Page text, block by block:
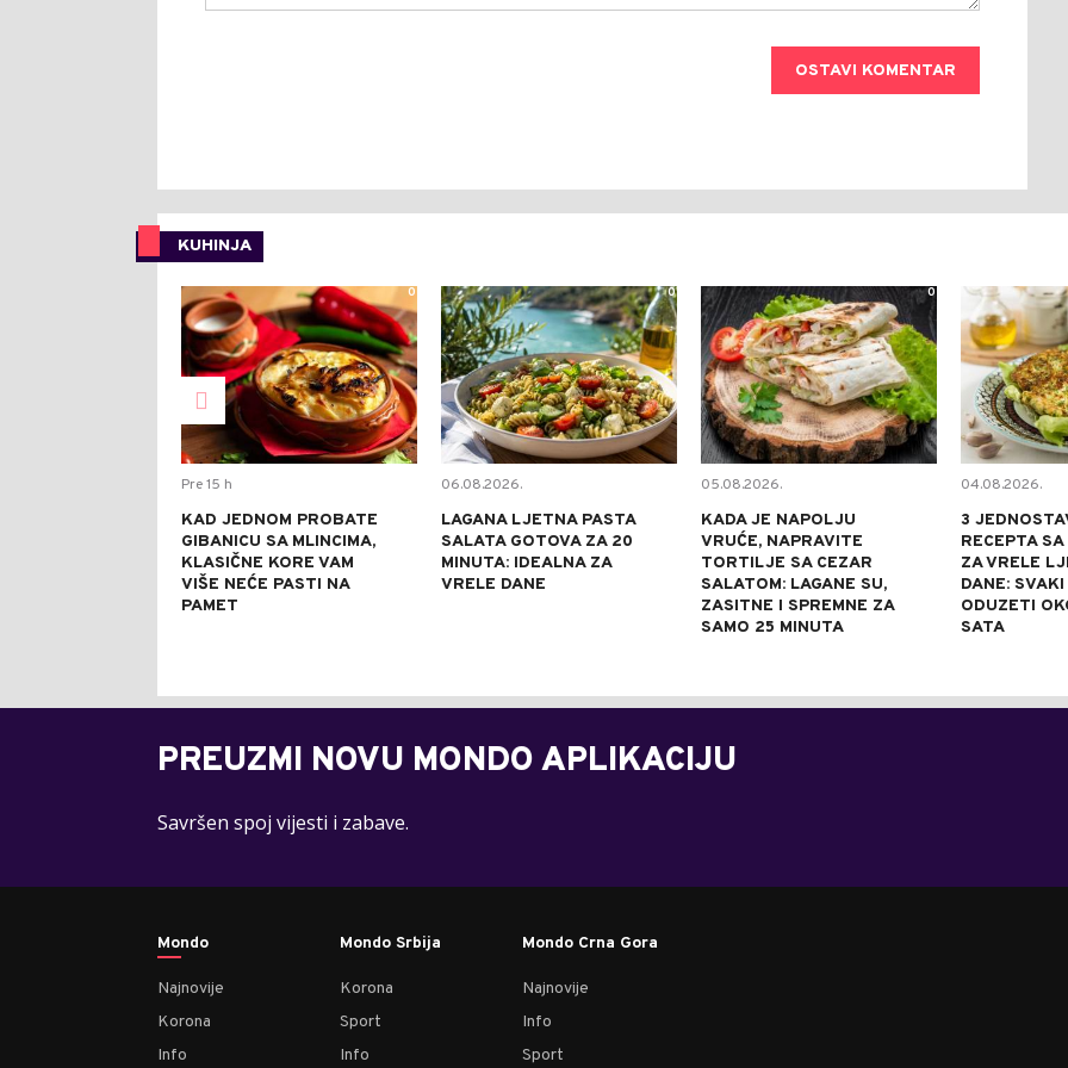
OSTAVI KOMENTAR
KUHINJA
0
Pre 15 h
KAD JEDNOM PROBATE
GIBANICU SA MLINCIMA,
KLASIČNE KORE VAM
VIŠE NEĆE PASTI NA
PAMET
0
06.08.2026.
LAGANA LJETNA PASTA
SALATA GOTOVA ZA 20
MINUTA: IDEALNA ZA
VRELE DANE
0
05.08.2026.
KADA JE NAPOLJU
VRUĆE, NAPRAVITE
TORTILJE SA CEZAR
SALATOM: LAGANE SU,
ZASITNE I SPREMNE ZA
SAMO 25 MINUTA
04.08.2026.
3
RECEPTA
ZA VRELE
DANE: SVAKI
ODUZETI
SATA
PREUZMI NOVU MONDO APLIKACIJU
Savršen spoj vijesti i zabave.
Mondo
Najnovije
Korona
Info
Mondo Srbija
Korona
Sport
Info
Mondo Crna Gora
Najnovije
Info
Sport